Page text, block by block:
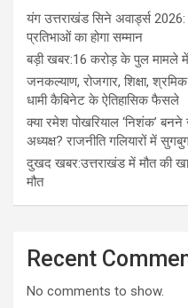
यंग उत्तराखंड सिने अवार्ड्स
प्रतिभाओं का होगा सम्मान
बड़ी खबर:16 करोड़ के पुल मामले
जनकल्याण, रोजगार, शिक्षा,
धामी कैबिनेट के ऐतिहासिक फैसले
क्या रमेश पोखरियाल ‘निशंक’
अध्यक्ष? राजनीति गलियारों में
दुखद खबर:उत्तराखंड में मौत की खाई
मौत
Recent
No comments to show.